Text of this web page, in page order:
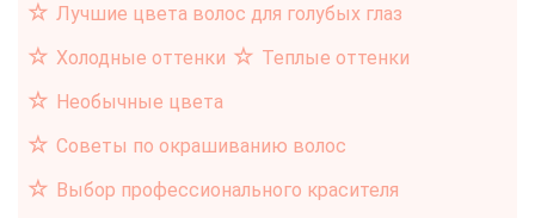
Лучшие цвета волос для голубых глаз
Холодные оттенки
Теплые оттенки
Необычные цвета
Советы по окрашиванию волос
Выбор профессионального красителя